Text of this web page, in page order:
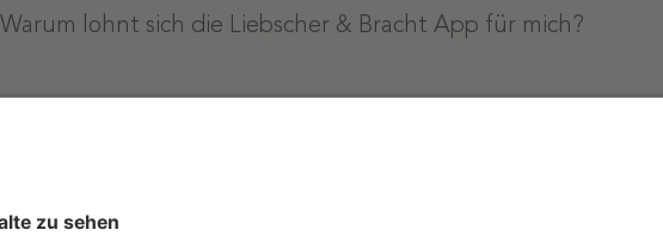
Warum lohnt sich die Liebscher & Bracht App für mich?